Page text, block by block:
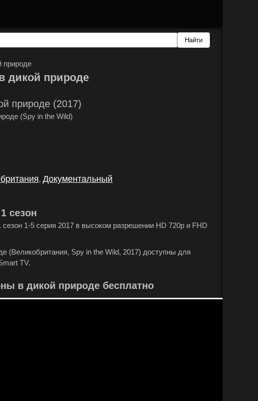
природе
дикой природе
природе (2017)
(Spy in the Wild)
, Документальный
1 сезон
1-5 серия 2017 в высоком разрешении HD 720p и FHD
(Великобритания, Spy in the Wild, 2017) доступны для
TV.
в дикой природе бесплатно